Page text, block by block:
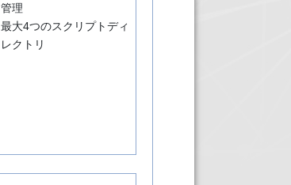
管理
最大4つのスクリプトディ
レクトリ